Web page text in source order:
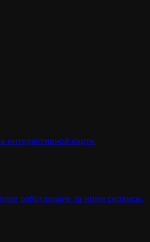
интерактивной карте.
работающие за ними сервисы.